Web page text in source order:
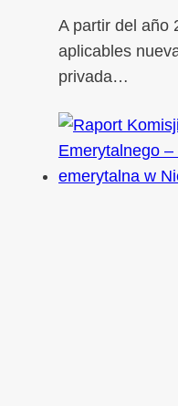
A partir del año
aplicables
privada…